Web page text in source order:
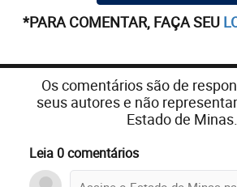
*PARA COMENTAR, FAÇA SEU
Os comentários são de
seus autores e não
Estado de Minas.
Leia 0 comentários